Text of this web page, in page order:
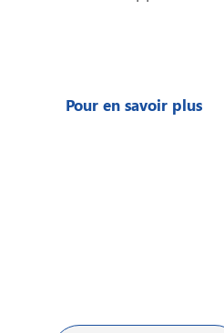
Pour en savoir plus